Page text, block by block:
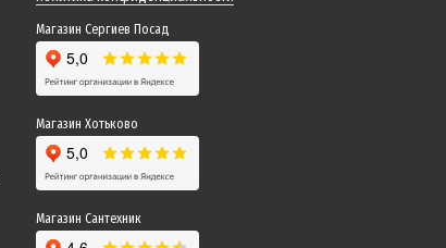
Магазин Сергиев Посад
Магазин Хотьково
Магазин Сантехник